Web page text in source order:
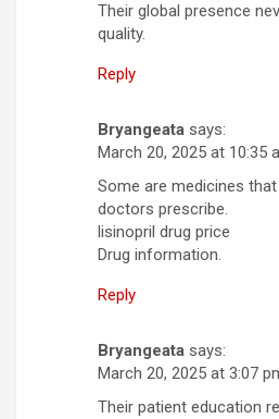
Their global presence
quality.
Reply
Bryangeata says:
March 20, 2025 at 10:35
Some are medicines
doctors prescribe.
lisinopril drug price
Drug information.
Reply
Bryangeata says:
March 20, 2025 at 3:07
Their patient education